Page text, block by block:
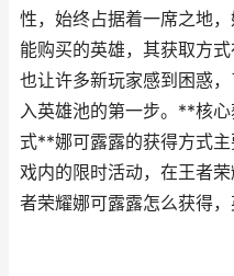
性，始终占据着一席之地
能购买的英雄，其获取方
也让许多新玩家感到困惑
入英雄池的第一步。**核
式**娜可露露的获得方式
戏内的限时活动，在王者
者荣耀娜可露露怎么获得